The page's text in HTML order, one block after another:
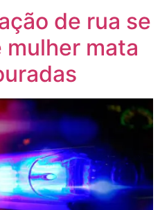
de rua se
mata